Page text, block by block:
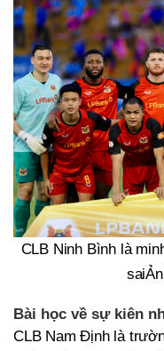
CLB Ninh Bình là
Bài học về sự kiên
CLB Nam Định là